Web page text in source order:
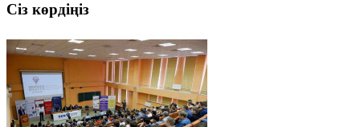
Сіз көрдіңіз